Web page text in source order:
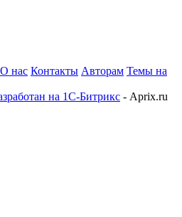
О нас Контакты Авторам Темы на
на 1С-Битрикс - Aprix.ru